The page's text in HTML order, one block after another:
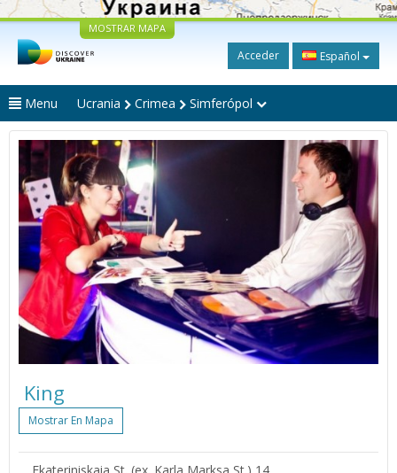
MOSTRAR MAPA
Acceder Español
Menu Ucrania Crimea Simferópol
King
Mostrar En Mapa
Ekateriniskaia St. (ex. Karla Marksa St.) 14